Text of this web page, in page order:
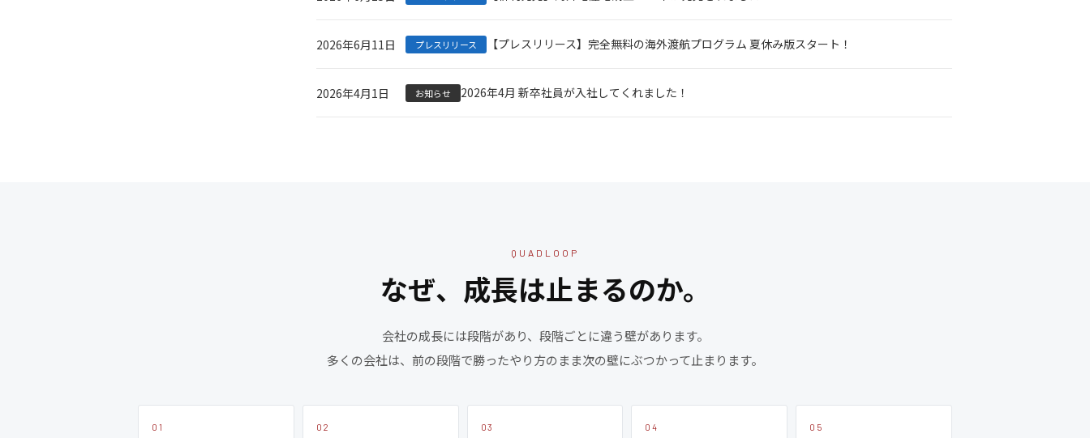
2026年6月11日 プレスリリース 【プレスリリース】完全無料の海外渡航プログラム 夏休み版スタート！
2026年4月1日 お知らせ 2026年4月 新卒社員が入社してくれました！
QUADLOOP
なぜ、成長は止まるのか。
会社の成長には段階があり、段階ごとに違う壁があります。
多くの会社は、前の段階で勝ったやり方のまま次の壁にぶつかって止まります。
01 02 03 04 05